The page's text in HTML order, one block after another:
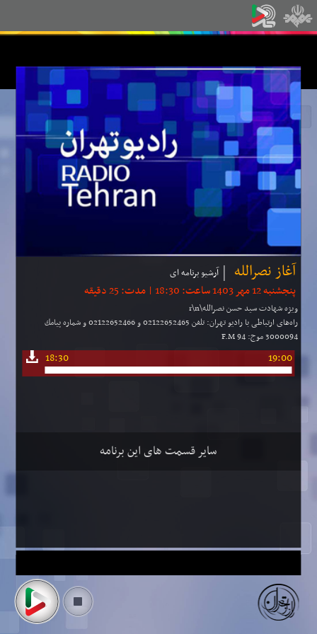
آغاز نصرالله آرشیو برنامه ای
پنجشنبه 12 مهر 1403 ساعت: 18:30 | مدت: 25 دقیقه
ویژه شهادت سید حسن نصرالله\r\n
راه‌های ارتباطی با رادیو تهران: تلفن 02122652465 و 02122652466 و شماره پیامك
3000094 موج: F.M 94
18:30 19:00
سایر قسمت های این برنامه